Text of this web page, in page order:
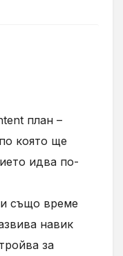
план –
която ще
идва по-
също време
навик
за